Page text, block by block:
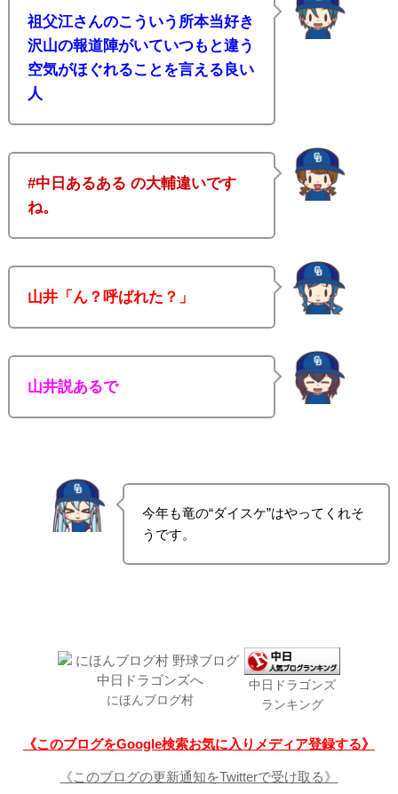
祖父江さんのこういう所本当好き
沢山の報道陣がいていつもと違う
空気がほぐれることを言える良い
人
#中日あるある の大輔違いです
ね。
山井「ん？呼ばれた？」
山井説あるで
今年も竜の“ダイスケ”はやってくれそ
うです。
にほんブログ村
中日ドラゴンズ
ランキング
《このブログをGoogle検索お気に入りメディア登録する》
《このブログの更新通知をTwitterで受け取る》